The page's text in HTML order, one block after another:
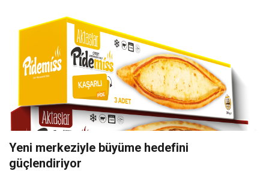
Yeni merkeziyle büyüme hedefini
güçlendiriyor